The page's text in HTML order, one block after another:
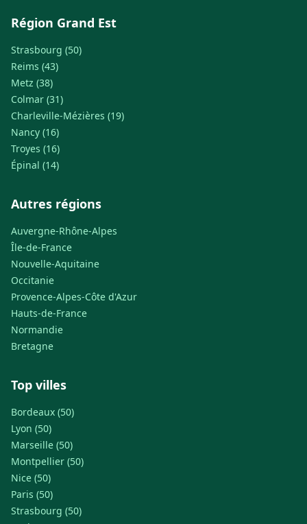
Région Grand Est
Strasbourg (50)
Reims (43)
Metz (38)
Colmar (31)
Charleville-Mézières (19)
Nancy (16)
Troyes (16)
Épinal (14)
Autres régions
Auvergne-Rhône-Alpes
Île-de-France
Nouvelle-Aquitaine
Occitanie
Provence-Alpes-Côte d'Azur
Hauts-de-France
Normandie
Bretagne
Top villes
Bordeaux (50)
Lyon (50)
Marseille (50)
Montpellier (50)
Nice (50)
Paris (50)
Strasbourg (50)